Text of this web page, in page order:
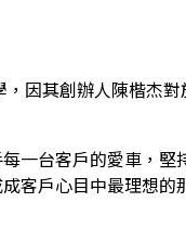
，因其創辦人陳楷杰
一台客戶的愛車，堅
客戶心目中最理想的